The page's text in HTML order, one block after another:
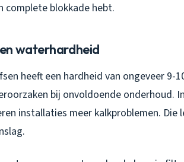
complete blokkade hebt.
waterhardheid
heeft een hardheid van ongeveer 9-
bij onvoldoende onderhoud.
installaties meer kalkproblemen. Die